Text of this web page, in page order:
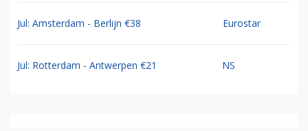
Jul: Amsterdam - Berlijn €38 Eurostar
Jul: Rotterdam - Antwerpen €21 NS